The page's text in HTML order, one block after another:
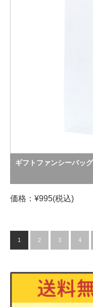
ギフトファンシーバッ
価格：¥995(税込)
1 2 3 4